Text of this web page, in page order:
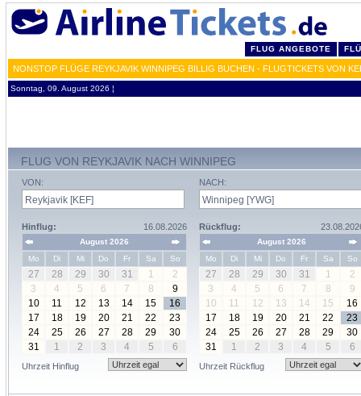
FLUG ANGEBOTE
NONSTOP FLÜGE REYKJAVIK WINNIPEG BILLIG BUCHEN - FLUGTICKETS VON
Sonntag, 09. August 2026 ¦
FLUG VON REYKJAVIK NACH WINNIPEG
VON:
Hinflug: 16.08.2026
August 2026
Mo
Di Mi Do Fr Sa So
27 28 29 30 31 1
2
3
4 5 6 7 8
9
10
11 12 13 14 15
16
17
18 19 20 21 22
23
24
25 26 27 28 29
30
31
1 2 3 4 5 6
Uhrzeit Hinflug
NACH:
Rückflug:
August 2026
Mo
Di Mi Do Fr Sa So
27 28 29 30 31 1
2
3
4 5 6 7 8
9
10
11 12 13 14 15
16
17
18 19 20 21 22
23
24
25 26 27 28 29
30
31
1 2 3 4 5 6
Uhrzeit Rückflug